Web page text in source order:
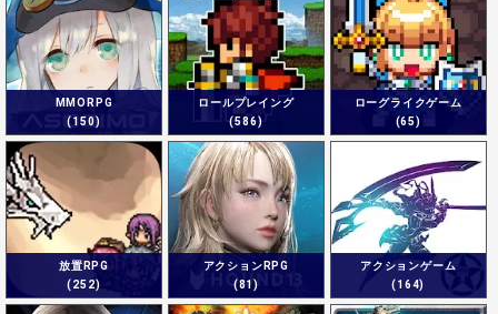
MMORPG
(150)
ロールプレイング
(586)
ローグライクゲーム
(65)
放置RPG
(252)
アクションRPG
(81)
アクションゲーム
(164)